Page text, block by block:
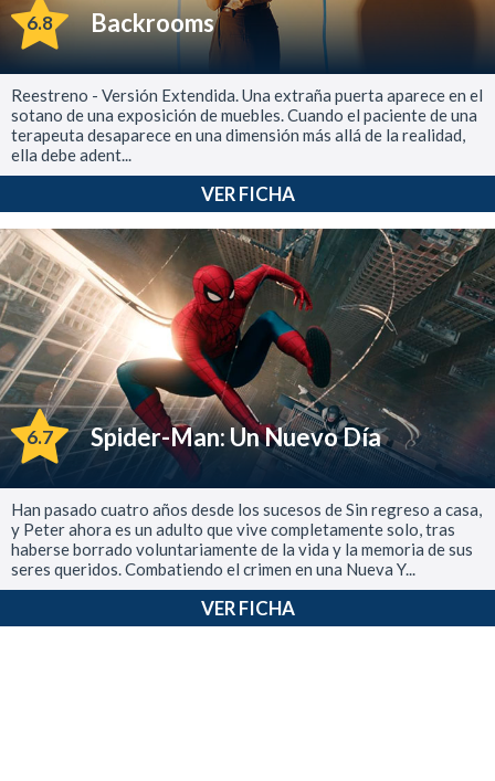
6.8 Backrooms
Reestreno - Versión Extendida. Una extraña puerta aparece en el
sotano de una exposición de muebles. Cuando el paciente de una
terapeuta desaparece en una dimensión más allá de la realidad,
ella debe adent...
VER FICHA
6.7 Spider-Man: Un Nuevo Día
Han pasado cuatro años desde los sucesos de Sin regreso a casa,
y Peter ahora es un adulto que vive completamente solo, tras
haberse borrado voluntariamente de la vida y la memoria de sus
seres queridos. Combatiendo el crimen en una Nueva Y...
VER FICHA